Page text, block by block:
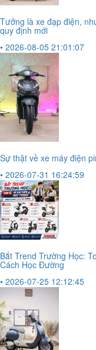
Tưởng là xe đạp điện,
quy định mới
• 2026-08-05 21:01:07
Sự thật về xe máy điện
• 2026-07-31 16:24:59
Bắt Trend Trường Học:
Cách Học Đường
• 2026-07-25 12:12:45